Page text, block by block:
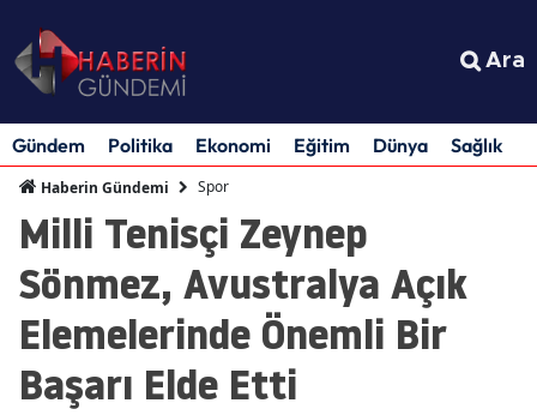
Ara
Gündem Politika Ekonomi Eğitim Dünya Sağlık
Haberin Gündemi Spor
Milli Tenisçi Zeynep
Sönmez, Avustralya Açık
Elemelerinde Önemli Bir
Başarı Elde Etti